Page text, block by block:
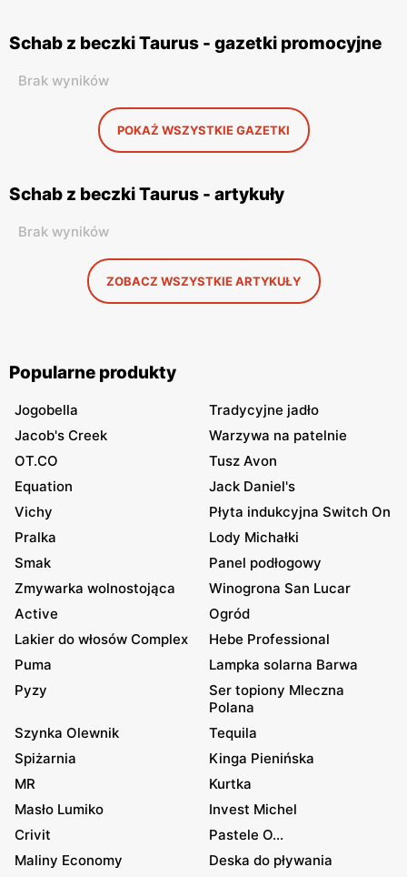
Schab z beczki Taurus - gazetki promocyjne
Brak wyników
POKAŻ WSZYSTKIE GAZETKI
Schab z beczki Taurus - artykuły
Brak wyników
ZOBACZ WSZYSTKIE ARTYKUŁY
Popularne produkty
Jogobella
Tradycyjne jadło
Jacob's Creek
Warzywa na patelnie
OT.CO
Tusz Avon
Equation
Jack Daniel's
Vichy
Płyta indukcyjna Switch On
Pralka
Lody Michałki
Smak
Panel podłogowy
Zmywarka wolnostojąca
Winogrona San Lucar
Active
Ogród
Lakier do włosów Complex
Hebe Professional
Puma
Lampka solarna Barwa
Pyzy
Ser topiony Mleczna
Polana
Szynka Olewnik
Tequila
Spiżarnia
Kinga Pienińska
MR
Kurtka
Masło Lumiko
Invest Michel
Crivit
Pastele O...
Maliny Economy
Deska do pływania